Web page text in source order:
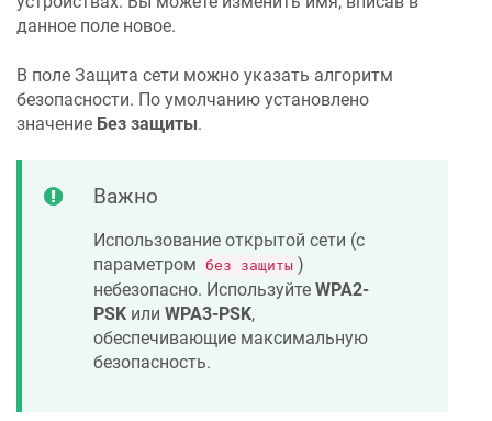
данное поле новое.
В поле Защита сети можно указать алгоритм
безопасности. По умолчанию установлено
значение Без защиты.
Важно
Использование открытой сети (с
параметром без защиты )
небезопасно. Используйте WPA2-
PSK или WPA3-PSK,
обеспечивающие максимальную
безопасность.